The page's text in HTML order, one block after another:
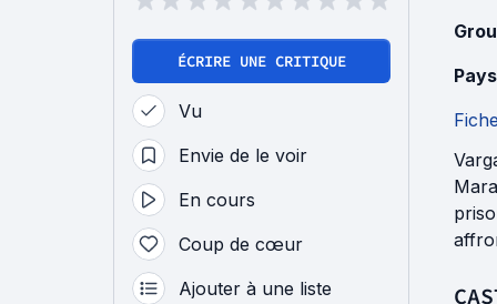
ÉCRIRE UNE CRITIQUE
Vu
Envie de le voir
En cours
Coup de cœur
Ajouter à une liste